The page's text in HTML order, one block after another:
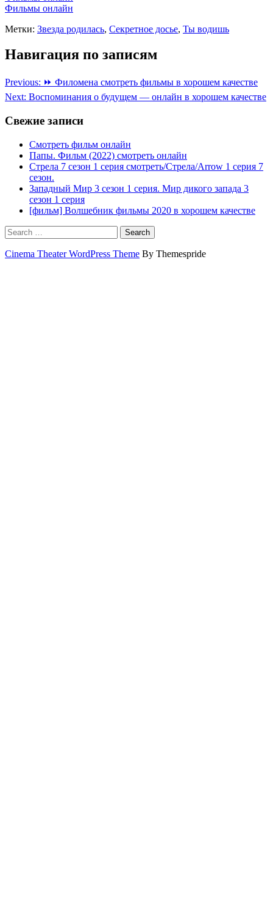
Фильмы онлайн
Метки: Звезда родилась, Секретное досье, Ты водишь
Навигация по записям
Previous: ⏩ Филомена смотреть фильмы в хорошем качестве
Next: Воспоминания о будущем — онлайн в хорошем качестве
Свежие записи
Смотреть фильм онлайн
Папы. Фильм (2022) смотреть онлайн
Стрела 7 сезон 1 серия смотреть/Стрела/Arrow 1 серия 7
сезон.
Западный Мир 3 сезон 1 серия. Мир дикого запада 3
сезон 1 серия
[фильм] Волшебник фильмы 2020 в хорошем качестве
Search
Cinema Theater WordPress Theme By Themespride